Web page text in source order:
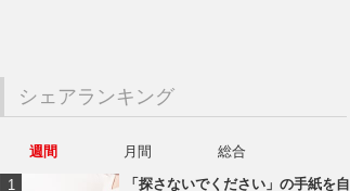
シェアランキング
週間 月間
総合
「探さないでください」の手紙を自